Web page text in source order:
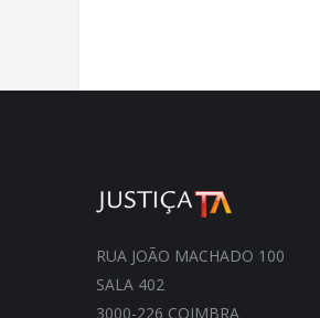
RUA JOÃO MACHADO 100
SALA 402
3000-226 COIMBRA